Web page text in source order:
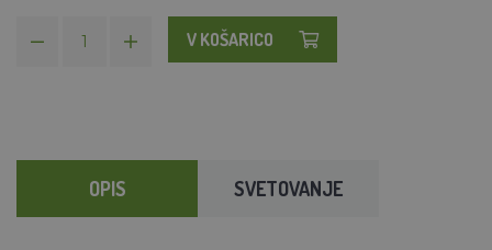
V KOŠARICO
OPIS SVETOVANJE